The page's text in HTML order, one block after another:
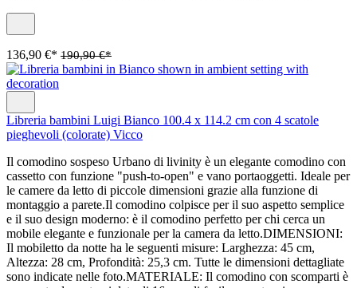
136,90 €* 190,90 €*
Libreria bambini Luigi Bianco 100.4 x 114.2 cm con 4 scatole
pieghevoli (colorate) Vicco
Il comodino sospeso Urbano di livinity è un elegante comodino con
cassetto con funzione "push-to-open" e vano portaoggetti. Ideale per
le camere da letto di piccole dimensioni grazie alla funzione di
montaggio a parete.Il comodino colpisce per il suo aspetto semplice
e il suo design moderno: è il comodino perfetto per chi cerca un
mobile elegante e funzionale per la camera da letto.DIMENSIONI:
Il mobiletto da notte ha le seguenti misure: Larghezza: 45 cm,
Altezza: 28 cm, Profondità: 25,3 cm. Tutte le dimensioni dettagliate
sono indicate nelle foto.MATERIALE: Il comodino con scomparti è